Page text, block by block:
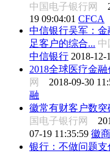
中国电子银行网
19 09:04:01 CFCA
中信银行吴军：
足客户的综合...
中信银行 2018-12-
2018全球医疗金
网 2018-09-30
融
徽常有财客户数
国电子银行网
07-19 11:35:59 徽
银行：不做问题支